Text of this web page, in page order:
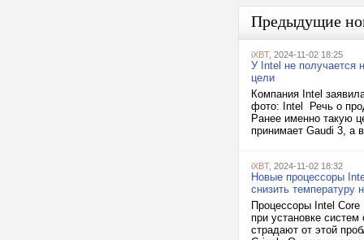
Предыдущие
iXBT, 2024-11-02 18:25
У Intel не получается
цели
Компания Intel
фото: Intel Речь о
Ранее именно такую
принимает Gaudi 3, а
iXBT, 2024-11-02 18:32
Новые процессоры
снизить температуру
Процессоры Intel Core
при установке
страдают от этой